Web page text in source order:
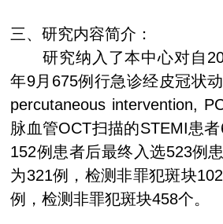
三、研究内容简介：
研究纳入了本中心对自
年9月 675例行急诊经皮冠状
percutaneous intervention,
脉血管OCT扫描的STEMI患者
152例患者后最终入选523例
为321例，检测非罪犯斑块
例，检测非罪犯斑块458个。